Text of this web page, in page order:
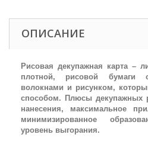
ОПИСАНИЕ
Рисовая декупажная карта –
плотной, рисовой
волокнами и рисунком,
способом. Плюсы декупажных
нанесения, максимальное
минимизированное
уровень выгорания.